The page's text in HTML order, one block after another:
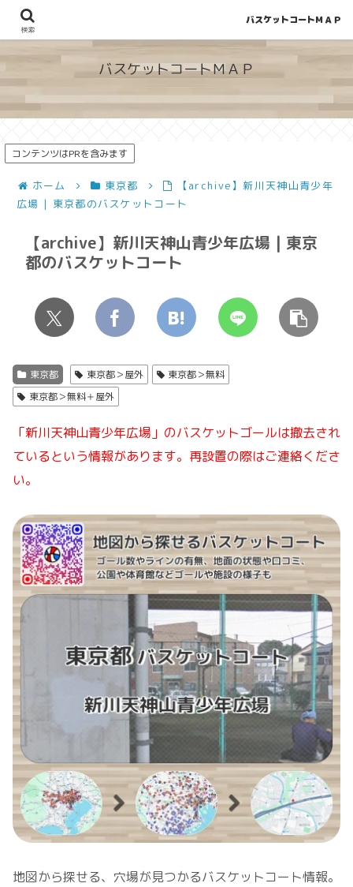
地図から探せる！穴場が見つかるバスケットコート情報
バスケットコートＭＡＰ
コンテンツはPRを含みます
ホーム 東京都
【archive】新川天神山青少年
広場 | 東京都のバスケットコート
【archive】新川天神山青少年広場 | 東京
都のバスケットコート
東京都 東京都＞屋外
東京都＞無料
東京都＞無料＋屋外
「新川天神山青少年広場」のバスケットゴールは撤去され
ているという情報があります。再設置の際はご連絡くださ
い。
地図から探せる、穴場が見つかるバスケットコート情報。
検索
バスケットコートＭＡＰ